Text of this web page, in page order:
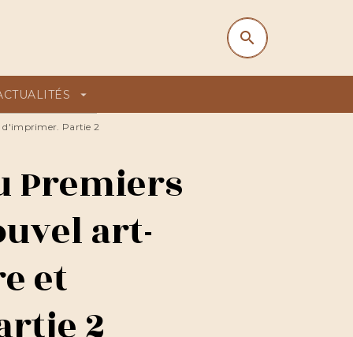
search
arrow_drop_down
search
d'imprimer. Partie 2
Premiers
art-
et